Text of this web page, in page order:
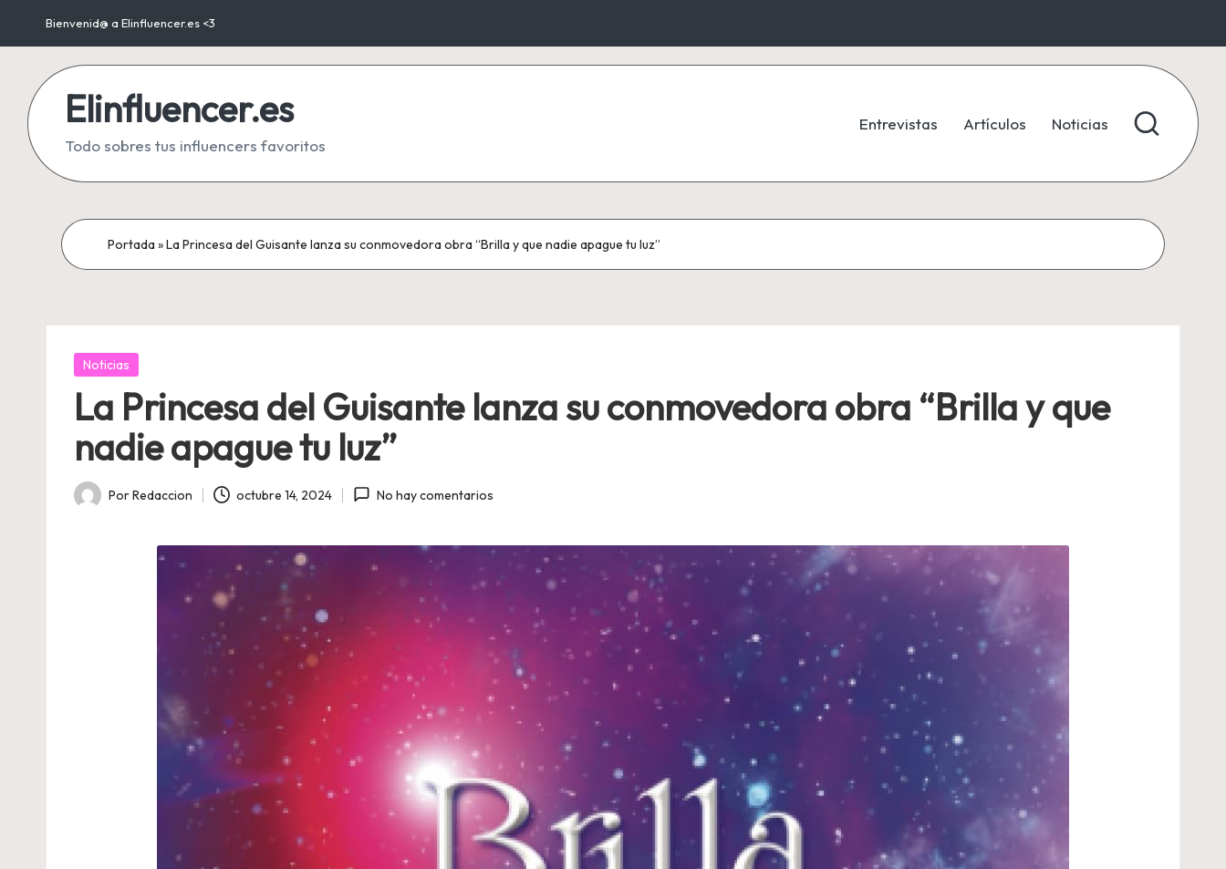
Saltar
contenido
Bienvenid@ a Elinfluencer.es <3
Elinfluencer.es
Todo sobres tus influencers favoritos
Entrevistas Artículos Noticias
Portada»La Princesa del Guisante lanza su conmovedora obra “Brilla y que nadie apague tu luz”
Publicada
Noticias
La Princesa del Guisante lanza su conmovedora obra “Brilla y que
nadie apague tu luz”
Publicado
PorRedaccion octubre 14, 2024 No hay comentarios